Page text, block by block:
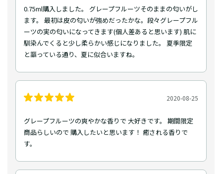
0.75ml購入しました。 グレープフルーツそのままの匂いがし
ます。 最初は皮の匂いが強めだったかな。段々グレープフル
ーツの実の匂いになってきます(個人差あると思います) 肌に
馴染んでくると少し柔らかい感じになりました。 夏季限定
と謳っている通り、夏に似合いますね。
2020-08-25
グレープフルーツの爽やかな香りで 大好きです。 期間限定
商品らしいので 購入したいと思います！ 癒される香りで
す。